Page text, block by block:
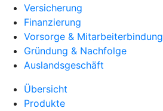
Versicherung
Finanzierung
Vorsorge & Mitarbeiterbindung
Gründung & Nachfolge
Auslandsgeschäft
Übersicht
Produkte